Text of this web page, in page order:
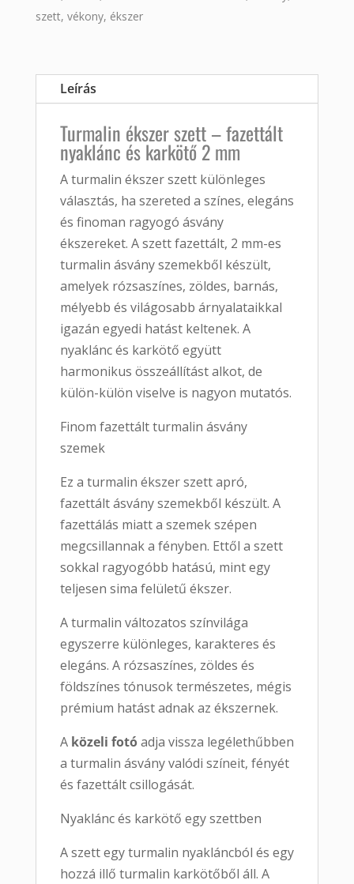
szett, vékony, ékszer
Leírás
Turmalin ékszer szett – fazettált
nyaklánc és karkötő 2 mm
A turmalin ékszer szett különleges
választás, ha szereted a színes, elegáns
és finoman ragyogó ásvány
ékszereket. A szett fazettált, 2 mm-es
turmalin ásvány szemekből készült,
amelyek rózsaszínes, zöldes, barnás,
mélyebb és világosabb árnyalataikkal
igazán egyedi hatást keltenek. A
nyaklánc és karkötő együtt
harmonikus összeállítást alkot, de
külön-külön viselve is nagyon mutatós.
Finom fazettált turmalin ásvány
szemek
Ez a turmalin ékszer szett apró,
fazettált ásvány szemekből készült. A
fazettálás miatt a szemek szépen
megcsillannak a fényben. Ettől a szett
sokkal ragyogóbb hatású, mint egy
teljesen sima felületű ékszer.
A turmalin változatos színvilága
egyszerre különleges, karakteres és
elegáns. A rózsaszínes, zöldes és
földszínes tónusok természetes, mégis
prémium hatást adnak az ékszernek.
A közeli fotóadja vissza legélethűbben
a turmalin ásvány valódi színeit, fényét
és fazettált csillogását.
Nyaklánc és karkötő egy szettben
A szett egy turmalin nyakláncból és egy
hozzá illő turmalin karkötőből áll. A